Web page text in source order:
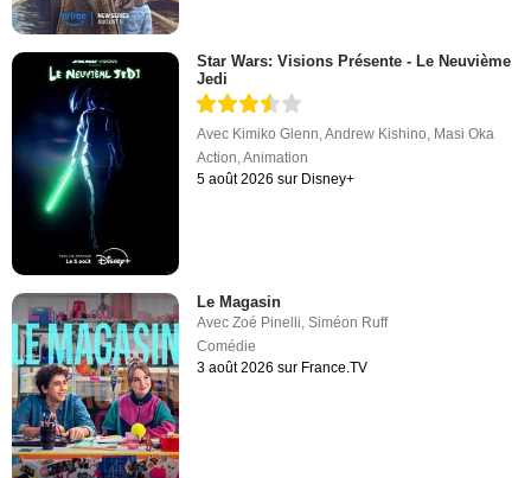
Star Wars: Visions Présente - Le Neuvième
Jedi
Avec Kimiko Glenn ,Andrew Kishino Masi Oka
Action ,Animation
5 août 2026 sur Disney+
Le Magasin
AvecZoé Pinelli,Siméon Ruff
Comédie
3 août 2026 sur France.TV